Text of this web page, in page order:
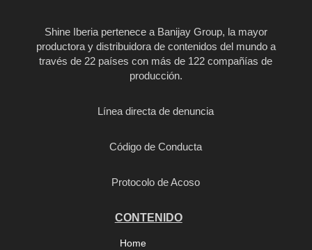
Shine Iberia pertenece a Banijay Group, la mayor
productora y distribuidora de contenidos del mundo a
través de 22 países con más de 122 compañías de
producción.
Línea directa de denuncia
Código de Conducta
Protocolo de Acoso
CONTENIDO
Home